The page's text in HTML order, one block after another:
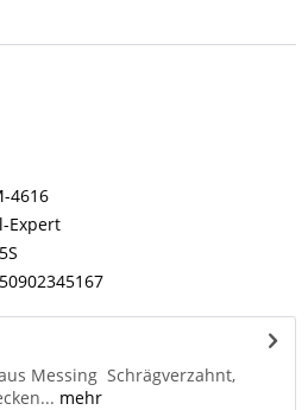
4616
Expert
Messing Schrägverzahnt,
mehr